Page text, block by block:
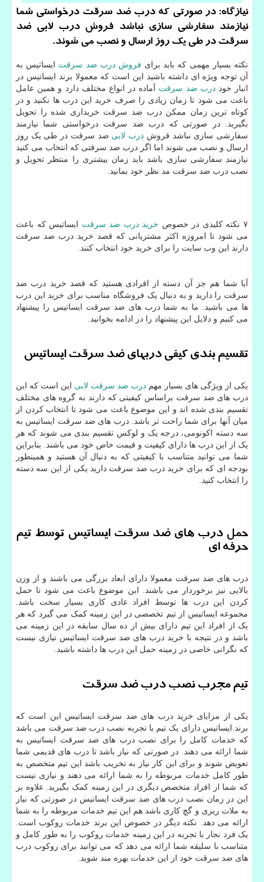
نیازگاه: در صورتی كه درب ضد سرقت درخواستی شما
نیازمند سفارشی سازی نباشد فروش درب لابی ضد
سرقت در طی یك روز ارسال و نصب می شوند.
نکته بسیار مهمی که باید برای فروش درب ضد سرقت ایساتیس به
آن توجه ویژه ای داشته باشید این است که معمولا برند ایساتیس در
انبار خوددرب ضد سرقت آماده در انواع مختلف دارد و همین عامل
باعث می شود تا زمان زیادی را صرف خرید این درب ها نکنید و در
کوتاه ترین زمان ممکن درب ضد سرقت خریداری شده را تحویل
بگیرید. در صورتی که درب ضد سرقت درخواستی شما نیازمند
سفارشی سازی نباشد فروش درب لابی ضد سرقت در طی یک روز
ارسال و نصب می شوند اما اگر درب ضد سرقتی که انتخاب می کنید
نیازمند سفارشی سازی باشد باید زمان بیشتری را منتظر تحویل و
نصب درب ضد سرقت مد نظر خود بمانید.
۷ نکته کلیدی در خصوص خرید درب ضد سرقت ایساتیس که باعث
می شود تا امروزه اکثر مشتریانی که قصد خرید درب ضد سرقت
دارند این وب سایت را برای خرید خود انتخاب کنند.
آیا شما هم جز آن دسته از افرادی هستید که قصد خرید درب ضد
سرقت را دارید و به دنبال یک فروشگاه مناسب برای خرید این درب
ها می باشید. ما به شما درب های ضد سرقت ایساتیس را پیشنهاد
می کنیم و دلایل این پیشنهاد را در ادامه بخوانید.
تقسیم بندی کیفی دربهای ضد سرقت ایساتیس
یکی از ویژگی های بسیار مهم درب ضد سرقت لابی این است که این
درب های ضد سرقت براساس کیفیتی که دارند به گروه های مختلف
تقسیم بندی شده اند و این موضوع باعث می شود تا انتخاب کردن از
میان آنها برای شما راحت تر باشد. درب های ضد سرقت ایساتیس به
سه دسته اکونومی، درجه یک و لوکس تقسیم بندی می شوند که هر
یک از این درب ها دارای کیفیت و قیمت خاص خود می باشند. بنابراین
شما می توانید متناسب با کیفیتی که به دنبال آن هستید و همینطور
بودجه ای که برای خرید درب ضد سرقت دارید یکی از این سه دسته
را انتخاب کنید.
حمل درب های ضد سرقت ایساتیس توسط تیم
حرفه ای
درب های ضد سرقت معمولا دارای ابعاد بزرگی می باشند و از وزن
بالایی نیز برخوردار می باشند. این موضوع باعث می شود تا حمل
کردن این درب ها توسط افراد عادی کاری بسیار سخت باشد.
مجموعه ایساتیس از تیم تخصصی در این زمینه کمک می گیرد که هر
یک از افراد این تیم دارای بیش از ده سال سابقه در این زمینه می
باشد و در نتیجه با خرید درب های ضد سرقت ایساتیس نیازی نیست
که نگرانی خاصی در زمینه حمل این درب ها داشته باشید.
تیم مجرب نصب درب ضد سرقت
یکی از مزایای خرید درب های ضد سرقت ایساتیس این است که
برند ایساتیس دارای یک تیم با تجربه نصب درب ضد سرقت می باشد
که خدمات کامل را برای نصب درب های ضد سرقت ایساتیس به
شما ارائه می دهند. در صورتی که نیاز باشد تا درب های قدیمی شما
تعویض شوند و برای این کار نیاز به تخریب باشد این تیم متخصص به
طور کامل خدمات مربوطه را به شما ارائه می دهند و نیازی نیست
که شما از افراد متخصص دیگری در این زمینه کمک بگیرید. علاوه بر
این در زمان نصب درب های ضد سرقت ایساتیس در صورتی که نیاز
به ملات ریزی و گچ کاری باشد هم این تیم خدمات مربوطه را به شما
ارائه می دهد. نکته دیگر در خصوص این برند خدمات روکوب است.
یک فرد نجار با تجربه در این زمینه خدمات روکوب را به طور کامل و
متناسب با سلیقه شما ارائه می دهد که می توانید برای روکوب درب
های ضد سرقت خود از این خدمات بهره مند شوید.